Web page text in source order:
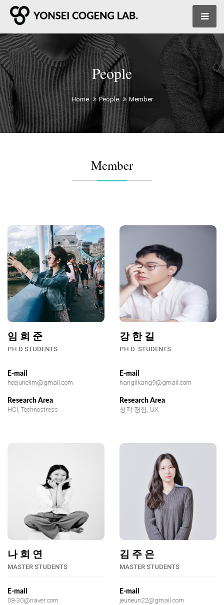
People
Home People Member
Member
@
임 희 준
PH.D STUDENTS
E-mail
heejunelim@gmail.com
Research Area
HCI, Technostress
강 한 길
PH.D. STUDENTS
E-mail
hangilkang9@gmail.com
Research Area
청각 경험, UX
나 희 연
MASTER STUDENTS
E-mail
08-30@naver.com
김 주 은
MASTER STUDENTS
E-mail
jeuneun22@gmail.com